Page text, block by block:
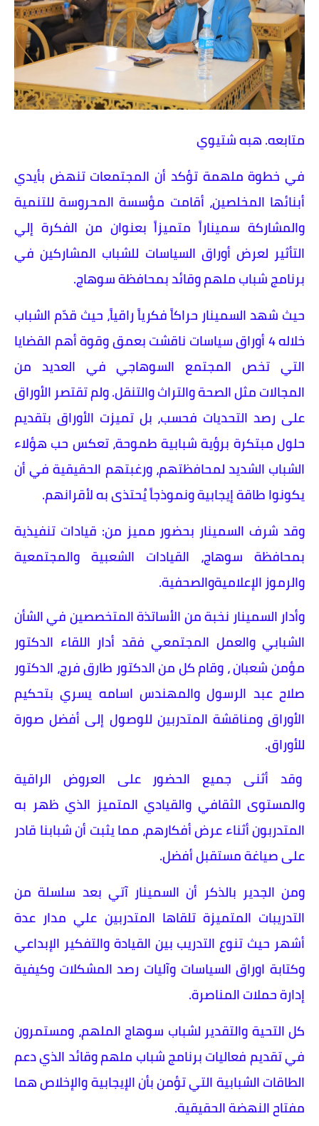
متابعه. هبه شتيوي
في خطوة ملهمة تؤكد أن المجتمعات تنهض بأيدي
أبنائها المخلصين، أقامت مؤسسة المحروسة للتنمية
والمشاركة سميناراً متميزاً بعنوان من الفكرة إلي
التأثير لعرض أوراق السياسات للشباب المشاركين في
برنامج شباب ملهم وقائد بمحافظة سوهاج.
حيث شهد السمينار حراكاً فكرياً راقياً، حيث قدّم الشباب
خلاله 4 أوراق سياسات ناقشت بعمق وقوة أهم القضايا
التي تخص المجتمع السوهاجي في العديد من
المجالات مثل الصحة والتراث والتنقل. ولم تقتصر الأوراق
على رصد التحديات فحسب، بل تميزت الأوراق بتقديم
حلول مبتكرة برؤية شبابية طموحة، تعكس حب هؤلاء
الشباب الشديد لمحافظتهم، ورغبتهم الحقيقية في أن
يكونوا طاقة إيجابية ونموذجاً يُحتذى به لأقرانهم.
وقد شرف السمينار بحضور مميز من: قيادات تنفيذية
بمحافظة سوهاج، القيادات الشعبية والمجتمعية
والرموز الإعلاميةوالصحفية.
وأدار السمينار نخبة من الأساتذة المتخصصين في الشأن
الشبابي والعمل المجتمعي فقد أدار اللقاء الدكتور
مؤمن شعبان ، وقام كل من الدكتور طارق فرج، الدكتور
صلاح عبد الرسول والمهندس اسامه يسري بتحكيم
الأوراق ومناقشة المتدربين للوصول إلى أفضل صورة
للأوراق.
وقد أثنى جميع الحضور على العروض الراقية
والمستوى الثقافي والقيادي المتميز الذي ظهر به
المتدربون أثناء عرض أفكارهم، مما يثبت أن شبابنا قادر
على صياغة مستقبل أفضل.
ومن الجدير بالذكر أن السمينار آتي بعد سلسلة من
التدريبات المتميزة تلقاها المتدربين علي مدار عدة
أشهر حيث تنوع التدريب بين القيادة والتفكير الإبداعي
وكتابة اوراق السياسات وآليات رصد المشكلات وكيفية
إدارة حملات المناصرة.
كل التحية والتقدير لشباب سوهاج الملهم، ومستمرون
في تقديم فعاليات برنامج شباب ملهم وقائد الذي دعم
الطاقات الشبابية التي تؤمن بأن الإيجابية والإخلاص هما
مفتاح النهضة الحقيقية.